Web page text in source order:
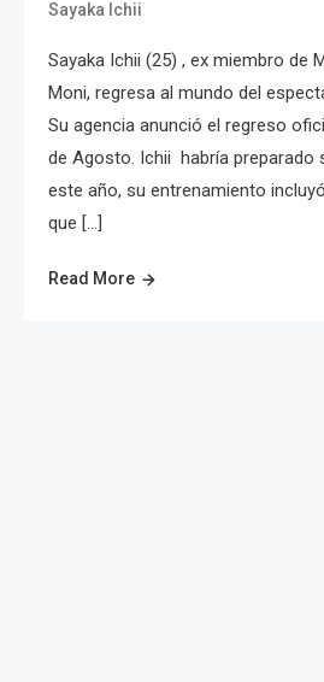
Sayaka Ichii
Sayaka Ichii (25) , ex miembro de
Moni, regresa al mundo del
Su agencia anunció el regreso
de Agosto. Ichii habría preparado
este año, su entrenamiento
que […]
Read More